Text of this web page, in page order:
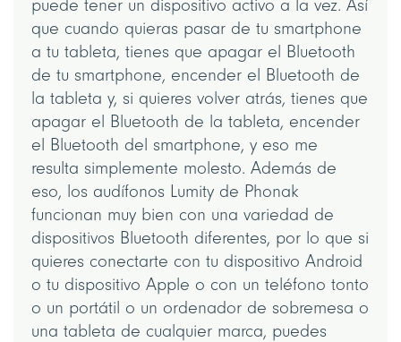
puede tener un dispositivo activo a la vez. Así
que cuando quieras pasar de tu smartphone
a tu tableta, tienes que apagar el Bluetooth
de tu smartphone, encender el Bluetooth de
la tableta y, si quieres volver atrás, tienes que
apagar el Bluetooth de la tableta, encender
el Bluetooth del smartphone, y eso me
resulta simplemente molesto. Además de
eso, los audífonos Lumity de Phonak
funcionan muy bien con una variedad de
dispositivos Bluetooth diferentes, por lo que si
quieres conectarte con tu dispositivo Android
o tu dispositivo Apple o con un teléfono tonto
o un portátil o un ordenador de sobremesa o
una tableta de cualquier marca, puedes